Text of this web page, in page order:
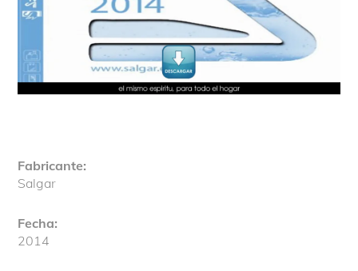
Fabricante:
Salgar
Fecha:
2014